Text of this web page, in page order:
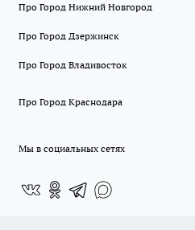
Про Город Нижний Новгород
Про Город Дзержинск
Про Город Владивосток
Про Город Краснодара
Мы в социальных сетях